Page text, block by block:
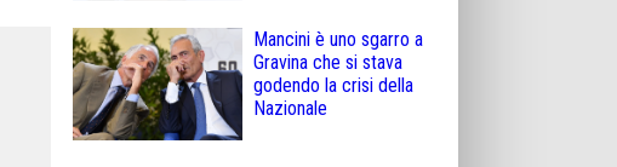
Mancini è uno sgarro a
Gravina che si stava
godendo la crisi della
Nazionale